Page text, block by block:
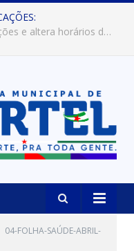
Prefeitura de Portel abre inscrições para concursos que elegerão os destaques do Verão 2026
04-FOLHA-SAÚDE-ABRIL-